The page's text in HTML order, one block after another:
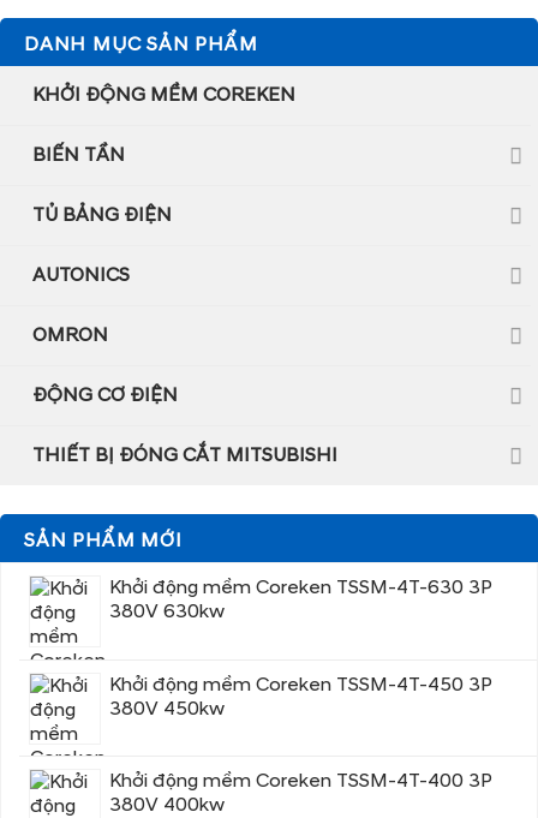
DANH MỤC SẢN PHẨM
KHỞI ĐỘNG MỀM COREKEN
BIẾN TẦN
TỦ BẢNG ĐIỆN
AUTONICS
OMRON
ĐỘNG CƠ ĐIỆN
THIẾT BỊ ĐÓNG CẮT MITSUBISHI
SẢN PHẨM MỚI
Khởi động mềm Coreken TSSM-4T-630 3P
380V 630kw
Khởi động mềm Coreken TSSM-4T-450 3P
380V 450kw
Khởi động mềm Coreken TSSM-4T-400 3P
380V 400kw